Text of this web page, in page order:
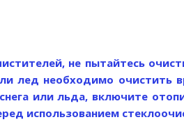
не пытайтесь
лед необходимо очистить
или льда, включите
использованием